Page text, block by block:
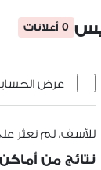
0 أعلانات
عرض
للأسف، لم نعثر
نتائج من